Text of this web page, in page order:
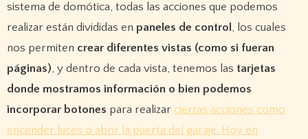
sistema de domótica, todas las acciones que podemos
realizar están divididas en paneles de control , los cuales
nos permiten crear diferentes vistas (como si fueran
páginas), y dentro de cada vista, tenemos las tarjetas
donde mostramos información o bien podemos
incorporar botones para realizar ciertas acciones como
encender luces o abrir la puerta del garaje. Hoy en